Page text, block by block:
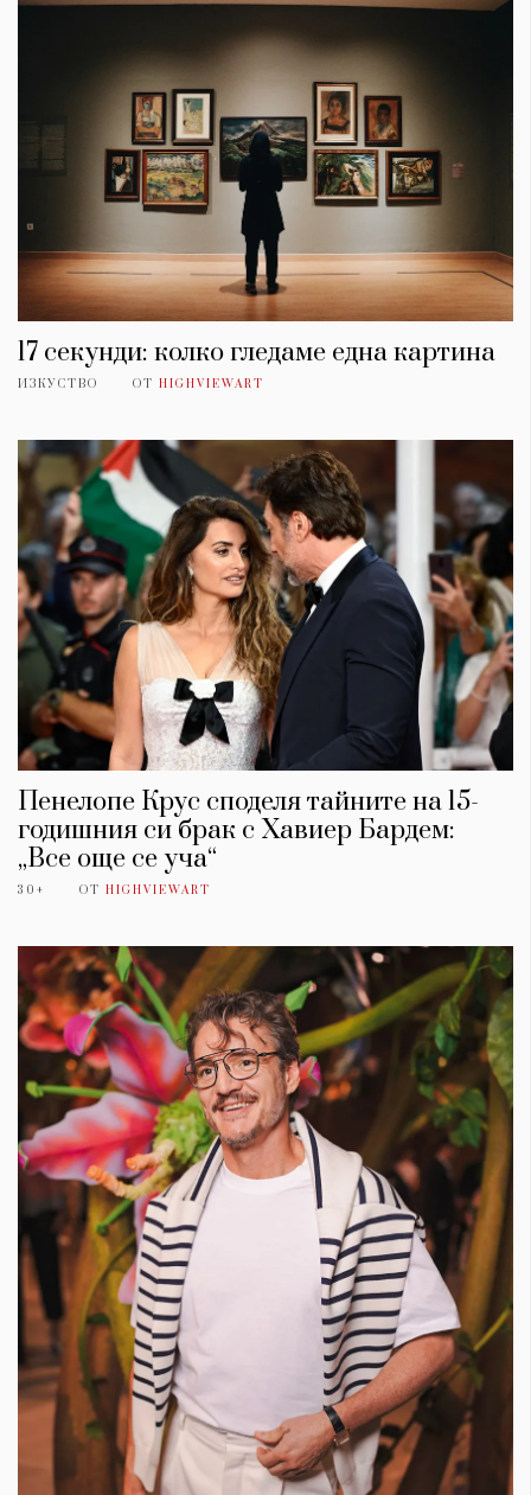
17 секунди: колко гледаме една картина
ИЗКУСТВО ОТ HIGHVIEWART
Пенелопе Крус споделя тайните на 15-
годишния си брак с Хавиер Бардем:
„Все още се уча“
30+ ОТ HIGHVIEWART